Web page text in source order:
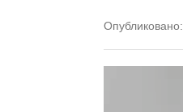
Опубликовано: